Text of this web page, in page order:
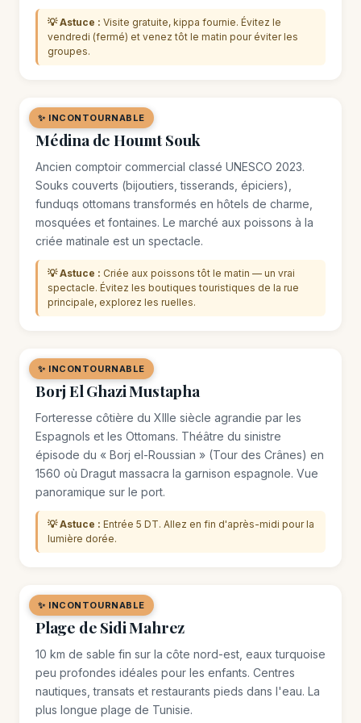
💡 Astuce : Visite gratuite, kippa fournie. Évitez le
vendredi (fermé) et venez tôt le matin pour éviter les
groupes.
✨ INCONTOURNABLE
🏘️ QUARTIER
Médina de Houmt Souk
Ancien comptoir commercial classé UNESCO 2023.
Souks couverts (bijoutiers, tisserands, épiciers),
funduqs ottomans transformés en hôtels de charme,
mosquées et fontaines. Le marché aux poissons à la
criée matinale est un spectacle.
💡 Astuce : Criée aux poissons tôt le matin — un vrai
spectacle. Évitez les boutiques touristiques de la rue
principale, explorez les ruelles.
✨ INCONTOURNABLE
🏛️ MONUMENT
Borj El Ghazi Mustapha
Forteresse côtière du XIIIe siècle agrandie par les
Espagnols et les Ottomans. Théâtre du sinistre
épisode du « Borj el-Roussian » (Tour des Crânes) en
1560 où Dragut massacra la garnison espagnole. Vue
panoramique sur le port.
💡 Astuce : Entrée 5 DT. Allez en fin d'après-midi pour la
lumière dorée.
✨ INCONTOURNABLE
🏖️ PLAGE
Plage de Sidi Mahrez
10 km de sable fin sur la côte nord-est, eaux turquoise
peu profondes idéales pour les enfants. Centres
nautiques, transats et restaurants pieds dans l'eau. La
plus longue plage de Tunisie.